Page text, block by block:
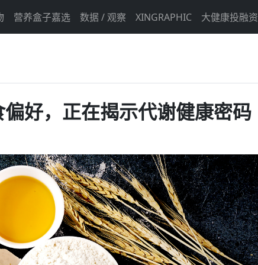
营养盒子嘉选 数据 / 观察 XINGRAPHIC 大健康投融资
好，正在揭示代谢健康密码